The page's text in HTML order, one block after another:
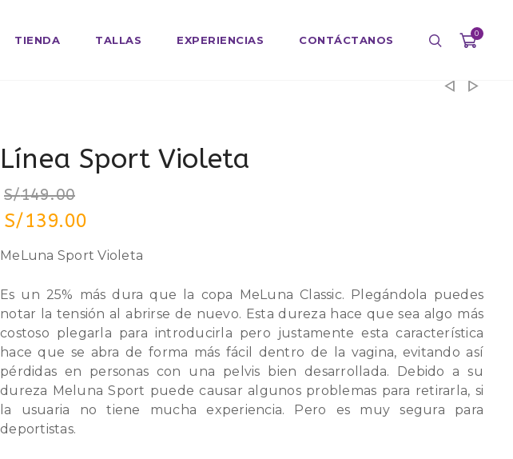
TIENDA TALLAS EXPERIENCIAS CONTÁCTANOS
0
Línea Sport Violeta
S/149.00
S/139.00
MeLuna Sport Violeta
Es un 25% más dura que la copa MeLuna Classic. Plegándola puedes
notar la tensión al abrirse de nuevo. Esta dureza hace que sea algo más
costoso plegarla para introducirla pero justamente esta característica
hace que se abra de forma más fácil dentro de la vagina, evitando así
pérdidas en personas con una pelvis bien desarrollada. Debido a su
dureza Meluna Sport puede causar algunos problemas para retirarla, si
la usuaria no tiene mucha experiencia. Pero es muy segura para
deportistas.